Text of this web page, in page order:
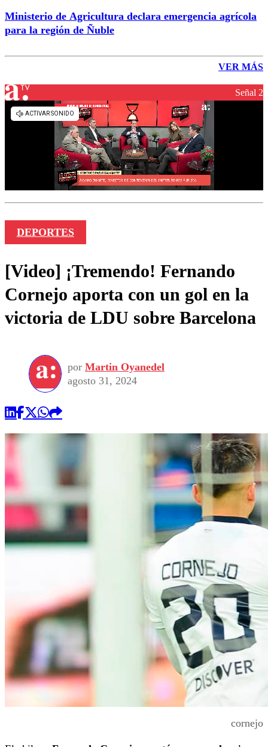
Ministerio de Agricultura declara emergencia agrícola
para la región de Ñuble
VER MÁS
Señal 2
DEPORTES
[Video] ¡Tremendo! Fernando
Cornejo aporta con un gol en la
victoria de LDU sobre Barcelona
por Martin Oyanedel
agosto 31, 2024
cornejo